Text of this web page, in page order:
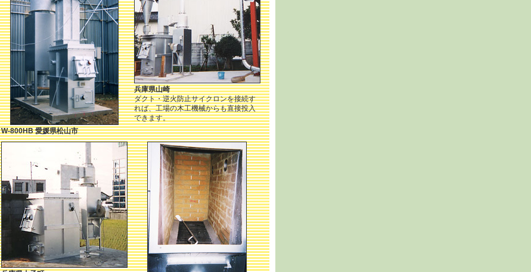
W-800HB 愛媛県松山市
兵庫県山崎
ダクト・逆火防止サイクロンを接続す
れば、工場の木工機械からも直接投入
できます。